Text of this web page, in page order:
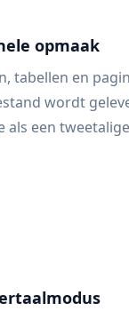
opmaak
tabellen en
wordt
als een